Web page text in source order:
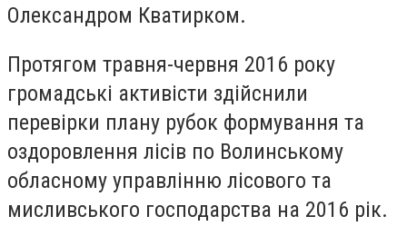
Олександром Кватирком.
Протягом травня-червня 2016 року
громадські активісти здійснили
перевірки плану рубок формування та
оздоровлення лісів по Волинському
обласному управлінню лісового та
мисливського господарства на 2016 рік.